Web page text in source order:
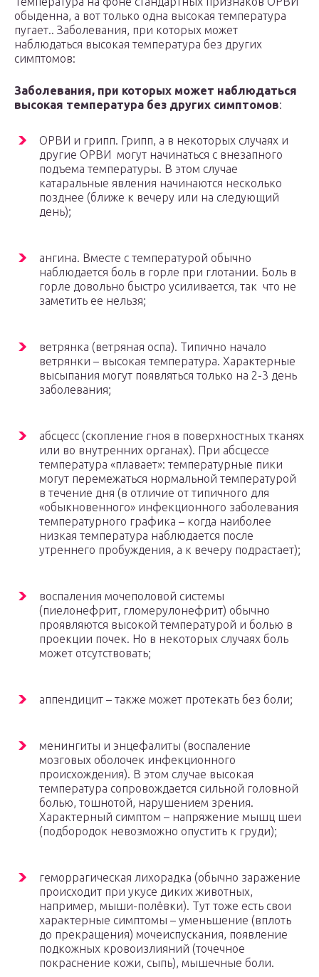
обыденна, а вот только одна высокая температура
пугает.. Заболевания, при которых может
наблюдаться высокая температура без других
симптомов:
Заболевания, при которых может наблюдаться
высокая температура без других симптомов:
ОРВИ и грипп. Грипп, а в некоторых случаях и
другие ОРВИ могут начинаться с внезапного
подъема температуры. В этом случае
катаральные явления начинаются несколько
позднее (ближе к вечеру или на следующий
день);
ангина. Вместе с температурой обычно
наблюдается боль в горле при глотании. Боль в
горле довольно быстро усиливается, так что не
заметить ее нельзя;
ветрянка (ветряная оспа). Типично начало
ветрянки – высокая температура. Характерные
высыпания могут появляться только на 2-3 день
заболевания;
абсцесс (скопление гноя в поверхностных тканях
или во внутренних органах). При абсцессе
температура «плавает»: температурные пики
могут перемежаться нормальной температурой
в течение дня (в отличие от типичного для
«обыкновенного» инфекционного заболевания
температурного графика – когда наиболее
низкая температура наблюдается после
утреннего пробуждения, а к вечеру подрастает);
воспаления мочеполовой системы
(пиелонефрит, гломерулонефрит) обычно
проявляются высокой температурой и болью в
проекции почек. Но в некоторых случаях боль
может отсутствовать;
аппендицит – также может протекать без боли;
менингиты и энцефалиты (воспаление
мозговых оболочек инфекционного
происхождения). В этом случае высокая
температура сопровождается сильной головной
болью, тошнотой, нарушением зрения.
Характерный симптом – напряжение мышц шеи
(подбородок невозможно опустить к груди);
геморрагическая лихорадка (обычно заражение
происходит при укусе диких животных,
например, мыши-полёвки). Тут тоже есть свои
характерные симптомы – уменьшение (вплоть
до прекращения) мочеиспускания, появление
подкожных кровоизлияний (точечное
покраснение кожи, сыпь), мышечные боли.